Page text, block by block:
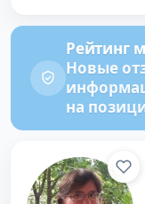
Рейтинг
Новые
на